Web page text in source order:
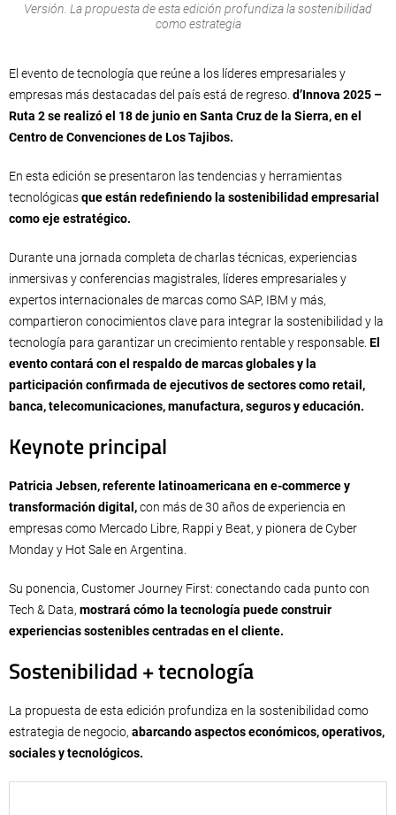
Versión. La propuesta de esta edición profundiza la sostenibilidad
como estrategia
El evento de tecnología que reúne a los líderes empresariales y
empresas más destacadas del país está de regreso. d’Innova 2025 –
Ruta 2 se realizó el 18 de junio en Santa Cruz de la Sierra, en el
Centro de Convenciones de Los Tajibos.
En esta edición se presentaron las tendencias y herramientas
tecnológicasque están redefiniendo la sostenibilidad empresarial
como eje estratégico.
Durante una jornada completa de charlas técnicas, experiencias
inmersivas y conferencias magistrales, líderes empresariales y
expertos internacionales de marcas como SAP, IBM y más,
compartieron conocimientos clave para integrar la sostenibilidad y la
tecnología para garantizar un crecimiento rentable y responsable. El
evento contará con el respaldo de marcas globales y la
participación confirmada de ejecutivos de sectores como retail,
banca, telecomunicaciones, manufactura, seguros y educación.
Keynote principal
Patricia Jebsen, referente latinoamericana en e-commerce y
transformación digital,con más de 30 años de experiencia en
empresas como Mercado Libre, Rappi y Beat, y pionera de Cyber
Monday y Hot Sale en Argentina.
Su ponencia, Customer Journey First: conectando cada punto con
Tech & Data, mostrará cómo la tecnología puede construir
experiencias sostenibles centradas en el cliente.
Sostenibilidad + tecnología
La propuesta de esta edición profundiza en la sostenibilidad como
estrategia de negocio, abarcando aspectos económicos, operativos,
sociales y tecnológicos.